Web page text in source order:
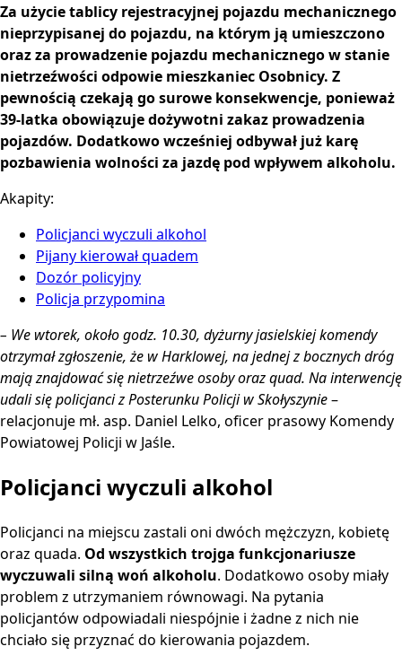
Za użycie tablicy rejestracyjnej pojazdu mechanicznego
nieprzypisanej do pojazdu, na którym ją umieszczono
oraz za prowadzenie pojazdu mechanicznego w stanie
nietrzeźwości odpowie mieszkaniec Osobnicy. Z
pewnością czekają go surowe konsekwencje, ponieważ
39-latka obowiązuje dożywotni zakaz prowadzenia
pojazdów. Dodatkowo wcześniej odbywał już karę
pozbawienia wolności za jazdę pod wpływem alkoholu.
Akapity:
Policjanci wyczuli alkohol
Pijany kierował quadem
Dozór policyjny
Policja przypomina
– We wtorek, około godz. 10.30, dyżurny jasielskiej komendy
otrzymał zgłoszenie, że w Harklowej, na jednej z bocznych dróg
mają znajdować się nietrzeźwe osoby oraz quad. Na interwencję
udali się policjanci z Posterunku Policji w Skołyszynie–
relacjonuje mł. asp. Daniel Lelko, oficer prasowy Komendy
Powiatowej Policji w Jaśle.
Policjanci wyczuli alkohol
Policjanci na miejscu zastali oni dwóch mężczyzn, kobietę
oraz quada. Od wszystkich trojga funkcjonariusze
wyczuwali silną woń alkoholu. Dodatkowo osoby miały
problem z utrzymaniem równowagi. Na pytania
policjantów odpowiadali niespójnie i żadne z nich nie
chciało się przyznać do kierowania pojazdem.